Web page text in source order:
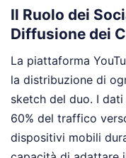
Il Ruolo dei
Diffusione dei
La piattaforma
la distribuzione di
sketch del duo. I
60% del traffico
dispositivi mobili